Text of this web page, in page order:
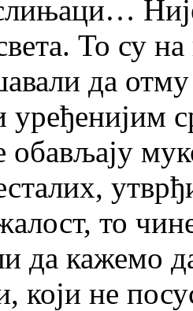
То су
да
уређенијим
обављају
то
да кажемо
који не